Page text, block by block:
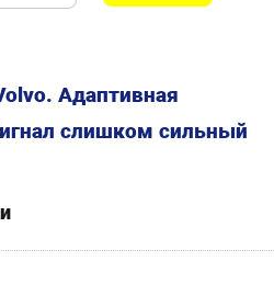
Адаптивная
слишком сильный